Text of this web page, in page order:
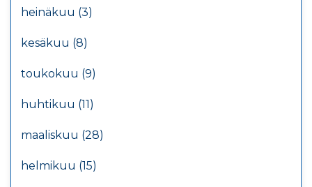
heinäkuu (3)
kesäkuu (8)
toukokuu (9)
huhtikuu (11)
maaliskuu (28)
helmikuu (15)